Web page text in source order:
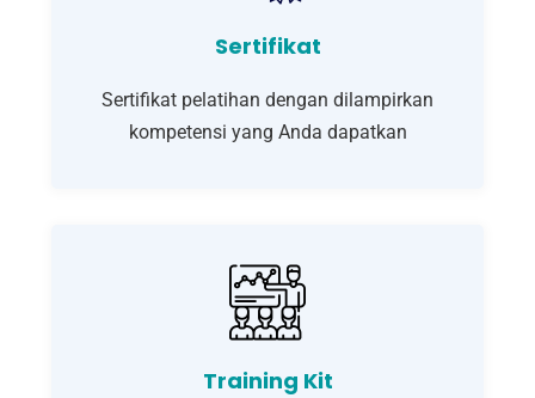
Sertifikat
Sertifikat pelatihan dengan dilampirkan
kompetensi yang Anda dapatkan
Training Kit